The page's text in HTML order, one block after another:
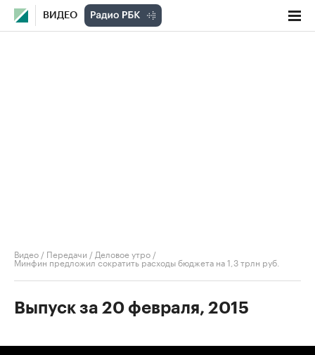
ВИДЕО
Видео / Передачи / Деловое утро /
Минфин предложил сократить расходы бюджета на 1,3 трлн руб.
Выпуск за 20 февраля, 2015